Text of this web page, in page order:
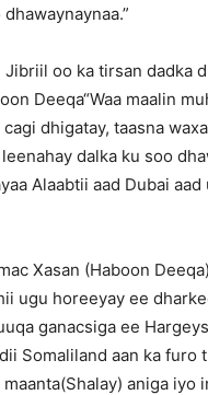
oo ka tirsan dadka
Deeqa“Waa maalin
dhigatay, taasna
dalka ku soo
Alaabtii aad Dubai
Xasan (Haboon
ugu horeeyay ee
ganacsiga ee
Somaliland aan ka
aniga